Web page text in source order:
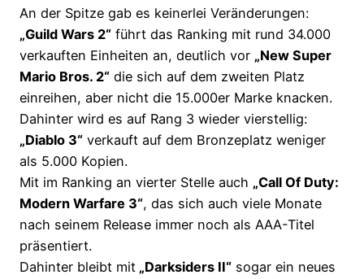
An der Spitze gab es keinerlei Veränderungen:
„Guild Wars 2“ führt das Ranking mit rund 34.000
verkauften Einheiten an, deutlich vor „New Super
Mario Bros. 2“ die sich auf dem zweiten Platz
einreihen, aber nicht die 15.000er Marke knacken.
Dahinter wird es auf Rang 3 wieder vierstellig:
„Diablo 3“ verkauft auf dem Bronzeplatz weniger
als 5.000 Kopien.
Mit im Ranking an vierter Stelle auch „Call Of Duty:
Modern Warfare 3“, das sich auch viele Monate
nach seinem Release immer noch als AAA-Titel
präsentiert.
Dahinter bleibt mit „Darksiders II“ sogar ein neues